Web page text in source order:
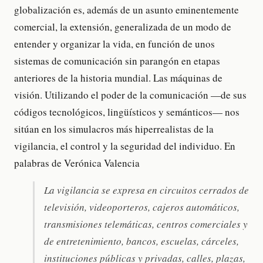
globalización es, además de un asunto eminentemente
comercial, la extensión, generalizada de un modo de
entender y organizar la vida, en función de unos
sistemas de comunicación sin parangón en etapas
anteriores de la historia mundial. Las máquinas de
visión. Utilizando el poder de la comunicación —de sus
códigos tecnológicos, lingüísticos y semánticos— nos
sitúan en los simulacros más hiperrealistas de la
vigilancia, el control y la seguridad del individuo. En
palabras de Verónica Valencia
La vigilancia se expresa en circuitos cerrados de
televisión, videoporteros, cajeros automáticos,
transmisiones telemáticas, centros comerciales y
de entretenimiento, bancos, escuelas, cárceles,
instituciones públicas y privadas, calles, plazas,